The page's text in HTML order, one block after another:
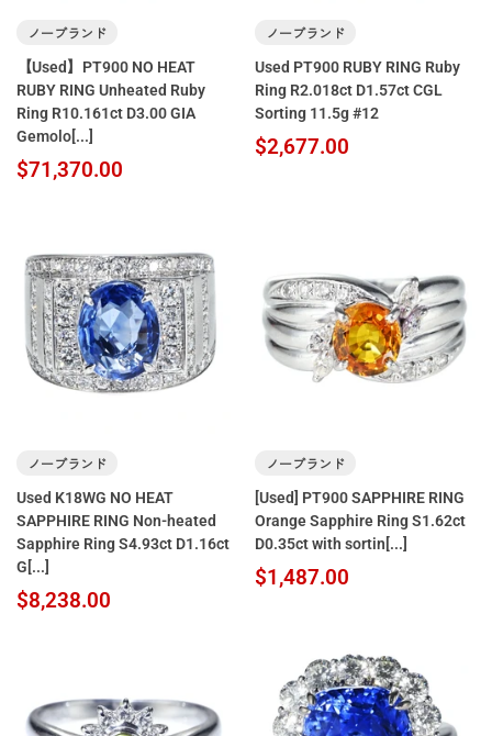
ノーブランド
【Used】PT900 NO HEAT
RUBY RING Unheated Ruby
Ring R10.161ct D3.00 GIA
Gemolo[...]
$71,370.00
ノーブランド
Used PT900 RUBY RING Ruby
Ring R2.018ct D1.57ct CGL
Sorting 11.5g #12
$2,677.00
ノーブランド
Used K18WG NO HEAT
SAPPHIRE RING Non-heated
Sapphire Ring S4.93ct D1.16ct
G[...]
$8,238.00
ノーブランド
[Used] PT900 SAPPHIRE RING
Orange Sapphire Ring S1.62ct
D0.35ct with sortin[...]
$1,487.00